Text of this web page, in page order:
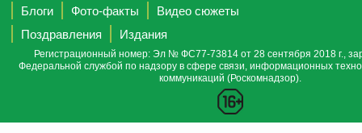
Блоги
Фото-факты
Видео сюжеты
Поздравления
Издания
Регистрационный номер: Эл № ФС77-73814 от 28 сентября 2018 г.,
Федеральной службой по надзору в сфере связи, информационных
коммуникаций (Роскомнадзор).